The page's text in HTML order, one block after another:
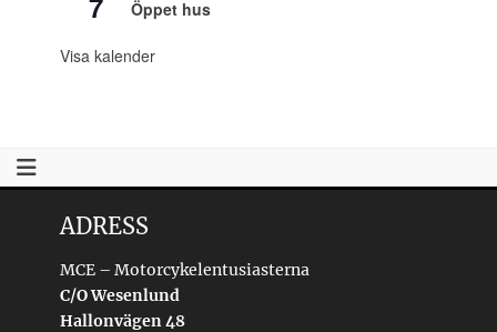
Öppet hus
Visa kalender
ADRESS
MCE – Motorcykelentusiasterna
C/O Wesenlund
Hallonvägen 48